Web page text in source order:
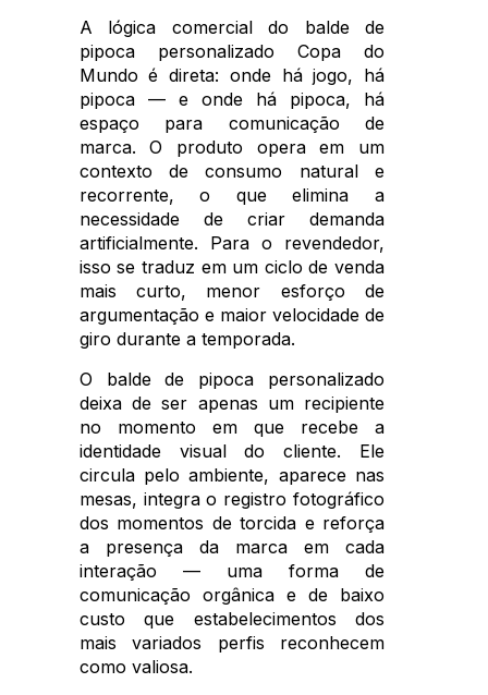
A lógica comercial do balde de
pipoca personalizado Copa do
Mundo é direta: onde há jogo, há
pipoca — e onde há pipoca, há
espaço para comunicação de
marca. O produto opera em um
contexto de consumo natural e
recorrente, o que elimina a
necessidade de criar demanda
artificialmente. Para o revendedor,
isso se traduz em um ciclo de venda
mais curto, menor esforço de
argumentação e maior velocidade de
giro durante a temporada.
O balde de pipoca personalizado
deixa de ser apenas um recipiente
no momento em que recebe a
identidade visual do cliente. Ele
circula pelo ambiente, aparece nas
mesas, integra o registro fotográfico
dos momentos de torcida e reforça
a presença da marca em cada
interação — uma forma de
comunicação orgânica e de baixo
custo que estabelecimentos dos
mais variados perfis reconhecem
como valiosa.